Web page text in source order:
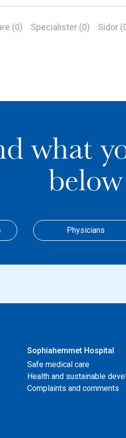
(0) Specialister (0) Sidor
what
below
Physicians
Sophiahemmet Hospital
Safe medical care
Health and sustainable
Complaints and comments